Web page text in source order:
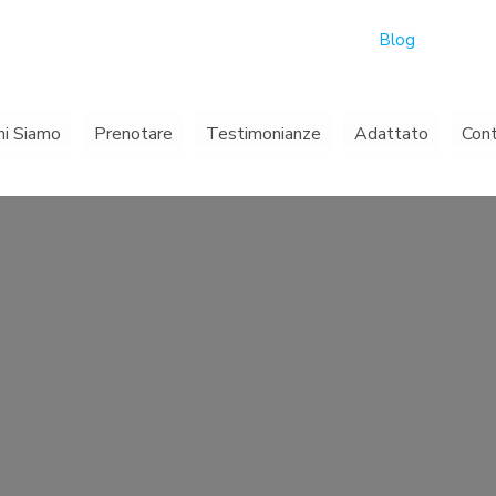
Blog
Siamo Prenotare Testimonianze Adattato